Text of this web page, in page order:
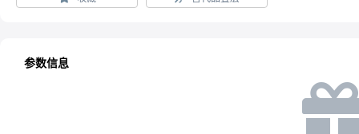
参数信息